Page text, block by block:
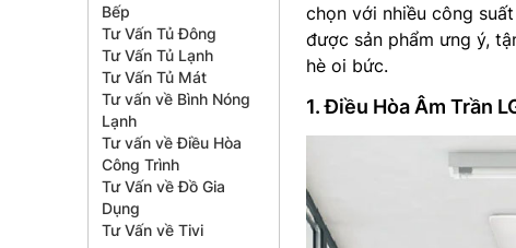
Bếp
Tư Vấn Tủ Đông
Tư Vấn Tủ Lạnh
Tư Vấn Tủ Mát
Tư vấn về Bình Nóng
Lạnh
Tư vấn về Điều Hòa
Công Trình
Tư Vấn về Đồ Gia
Dụng
Tư Vấn về Tivi
chọn với nhiều công
được sản phẩm ưng ý,
hè oi bức.
1. Điều Hòa Âm Trần